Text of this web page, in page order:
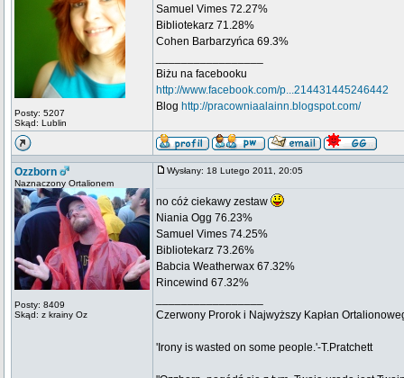
Posty: 5207
Skąd: Lublin
Samuel Vimes 72.27%
Bibliotekarz 71.28%
Cohen Barbarzyńca 69.3%
Biżu na facebooku
http://www.facebook.com/p...214431445246442
Blog http://pracowniaalainn.blogspot.com/
Ozzborn
Naznaczony Ortalionem
Posty: 8409
Skąd: z krainy Oz
Wysłany: 18 Lutego 2011, 20:05
no cóż ciekawy zestaw
Niania Ogg 76.23%
Samuel Vimes 74.25%
Bibliotekarz 73.26%
Babcia Weatherwax 67.32%
Rincewind 67.32%
Czerwony Prorok i Najwyższy Kapłan
'Irony is wasted on some people.'-T.Pratchett